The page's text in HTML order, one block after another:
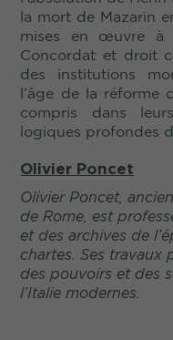
la mort de Mazarin
mises en œuvre à
Concordat et droit
des institutions
l’âge de la réforme
compris dans
logiques profondes
Olivier Poncet
Olivier Poncet,
de Rome, est
et des archives de
chartes. Ses travaux
des pouvoirs et des
l’Italie modernes.